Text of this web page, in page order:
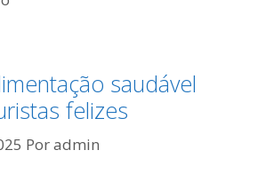
saudável
felizes
Poradmin